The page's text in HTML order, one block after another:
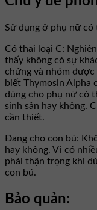
Sử dụng ở phụ nữ có
Có thai loại C:
thấy không có sự
chứng và nhóm
biết Thymosin Alpha
dùng cho phụ nữ có
sinh sản hay không.
cần thiết.
Đang cho con bú:
hay không. Vì có
phải thận trọng khi
con bú.
Bảo quản: